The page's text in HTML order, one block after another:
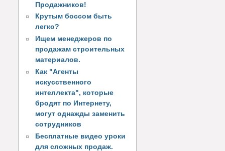
Продажников!
Крутым боссом быть
легко?
Ищем менеджеров по
продажам строительных
материалов.
Как "Агенты
искусственного
интеллекта", которые
бродят по Интернету,
могут однажды заменить
сотрудников
Бесплатные видео уроки
для сложных продаж.